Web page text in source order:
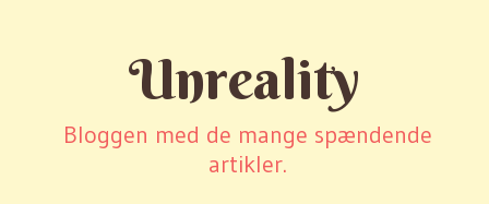
Unreality
Bloggen med de mange spændende
artikler.